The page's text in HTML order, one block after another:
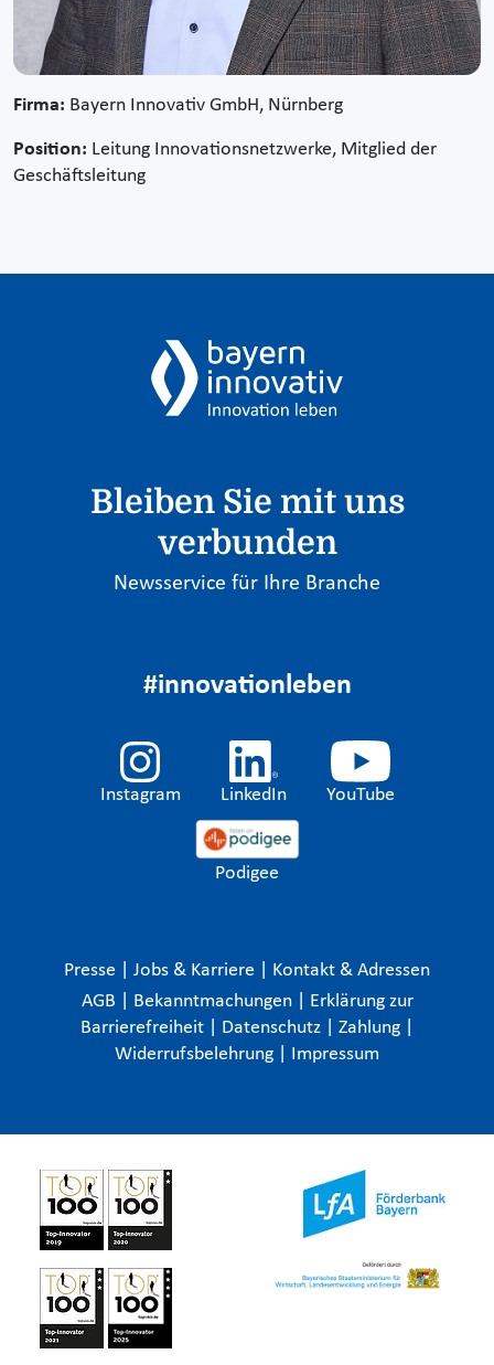
Firma: Bayern Innovativ GmbH, Nürnberg
Position: Leitung Innovationsnetzwerke, Mitglied der
Geschäftsleitung
Bleiben Sie mit uns
verbunden
Newsservice für Ihre Branche
#innovationleben
Instagram LinkedIn YouTube
Podigee
Presse Jobs & Karriere
Kontakt & Adressen
AGB
Bekanntmachungen
Erklärung zur
Barrierefreiheit
Datenschutz Zahlung
Widerrufsbelehrung
Impressum